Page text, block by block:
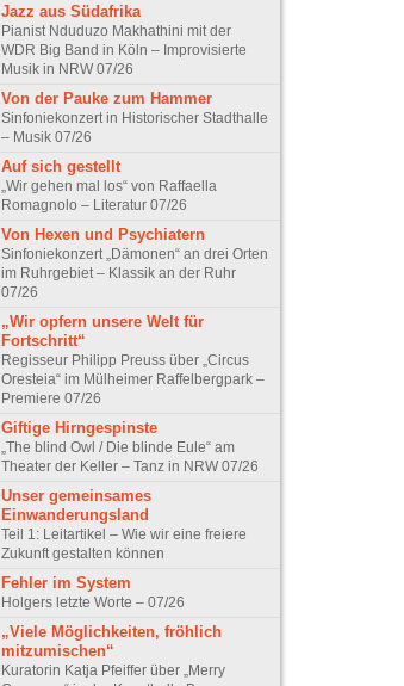
Jazz aus Südafrika
Pianist Nduduzo Makhathini mit der
WDR Big Band in Köln – Improvisierte
Musik in NRW 07/26
Von der Pauke zum Hammer
Sinfoniekonzert in Historischer Stadthalle
– Musik 07/26
Auf sich gestellt
„Wir gehen mal los“ von Raffaella
Romagnolo – Literatur 07/26
Von Hexen und Psychiatern
Sinfoniekonzert „Dämonen“ an drei Orten
im Ruhrgebiet – Klassik an der Ruhr
07/26
„Wir opfern unsere Welt für
Fortschritt“
Regisseur Philipp Preuss über „Circus
Oresteia“ im Mülheimer Raffelbergpark –
Premiere 07/26
Giftige Hirngespinste
„The blind Owl / Die blinde Eule“ am
Theater der Keller – Tanz in NRW 07/26
Unser gemeinsames
Einwanderungsland
Teil 1: Leitartikel – Wie wir eine freiere
Zukunft gestalten können
Fehler im System
Holgers letzte Worte – 07/26
„Viele Möglichkeiten, fröhlich
mitzumischen“
Kuratorin Katja Pfeiffer über „Merry